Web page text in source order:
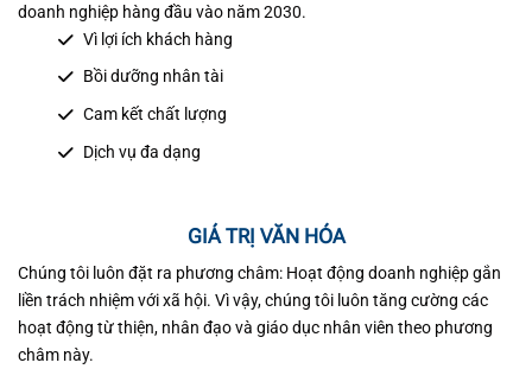
doanh nghiệp hàng đầu vào năm 2030.
Vì lợi ích khách hàng
Bồi dưỡng nhân tài
Cam kết chất lượng
Dịch vụ đa dạng
GIÁ TRỊ VĂN HÓA
Chúng tôi luôn đặt ra phương châm: Hoạt động doanh nghiệp gắn
liền trách nhiệm với xã hội. Vì vậy, chúng tôi luôn tăng cường các
hoạt động từ thiện, nhân đạo và giáo dục nhân viên theo phương
châm này.